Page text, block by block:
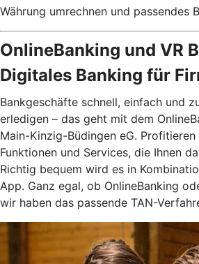
Währung umrechnen und passendes
OnlineBanking und VR
Digitales Banking für
Bankgeschäfte schnell, einfach und
erledigen – das geht mit dem
Main-Kinzig-Büdingen eG.
Funktionen und Services, die Ihnen
Richtig bequem wird es in
App. Ganz egal, ob OnlineBanking
wir haben das passende TAN-